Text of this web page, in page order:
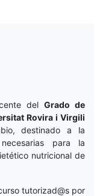
delGrado de
Rovira i Virgili
destinado a la
para la
nutricional de
tutorizad@s por